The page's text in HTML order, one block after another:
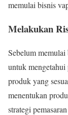
memulai bisnis
Melakukan
Sebelum
untuk mengetahui
produk yang
menentukan
strategi